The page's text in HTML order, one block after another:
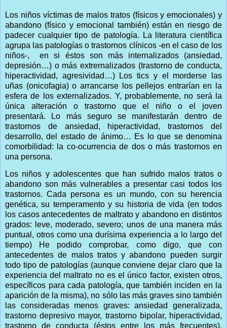
Los niños víctimas de malos tratos (físicos y emocionales) y
abandono (físico y emocional también) están en riesgo de
padecer cualquier tipo de patología. La literatura científica
agrupa las patologías o trastornos clínicos -en el caso de los
niños-, en si éstos son más internalizados (ansiedad,
depresión…) o más extrernalizados (trastorno de conducta,
hiperactividad, agresividad…) Los tics y el morderse las
uñas (onicofagia) o arrancarse los pellejos entrarían en la
esfera de los externalizados. Y, probablemente, no será la
única alteración o trastorno que el niño o el joven
presentará. Lo más seguro se manifestarán dentro de
trastornos de ansiedad, hiperactividad, trastornos del
desarrollo, del estado de ánimo… Es lo que se denomina
comorbilidad: la co-ocurrencia de dos o más trastornos en
una persona.
Los niños y adolescentes que han sufrido malos tratos o
abandono son más vulnerables a presentar casi todos los
trastornos. Cada persona es un mundo, con su herencia
genética, su temperamento y su historia de vida (en todos
los casos antecedentes de maltrato y abandono en distintos
grados: leve, moderado, severo; unos de una manera más
puntual, otros como una durísima experiencia a lo largo del
tiempo) He podido comprobar, como digo, que con
antecedentes de malos tratos y abandono pueden surgir
todo tipo de patologías (aunque conviene dejar claro que la
experiencia del maltrato no es el único factor, existen otros,
específicos para cada patología, que también inciden en la
aparición de la misma), no sólo las más graves sino también
las consideradas menos graves: ansiedad generalizada,
trastorno depresivo mayor, trastorno bipolar, hiperactividad,
trastorno de conducta (éstos entre los más frecuentes),